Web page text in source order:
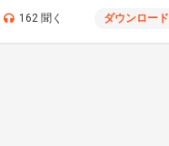
162 聞く ダウンロード